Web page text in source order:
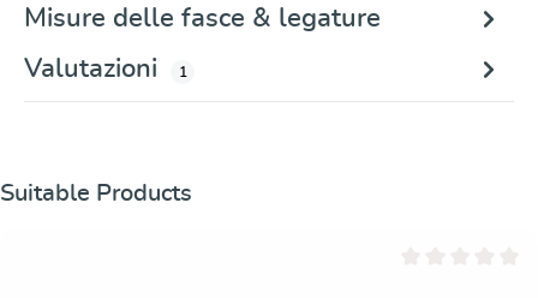
Misure delle fasce & legature
Valutazioni
1
Salta la galleria dei prodotti
Suitable Products